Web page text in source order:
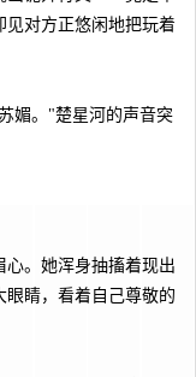
见对方正悠闲地把玩着
。"楚星河的声音突
。她浑身抽搐着现出
睛，看着自己尊敬的